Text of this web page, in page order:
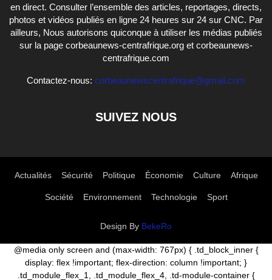
en direct. Consulter l’ensemble des articles, reportages, directs,
photos et vidéos publiés en ligne 24 heures sur 24 sur CNC. Par
ailleurs, Nous autorisons quiconque à utiliser les médias publiés
sur la page corbeaunews-centrafrique.org et corbeaunews-
centrafrique.com
Contactez-nous: corbeaunewscentrafrique@gmail.com
SUIVEZ NOUS
Actualités Sécurité Politique Économie Culture Afrique
Société Environnement Technologie Sport
Design By BekeRo
@media only screen and (max-width: 767px) { .td_block_inner {
display: flex !important; flex-direction: column !important; }
.td_module_flex_1, .td_module_flex_4, .td-module-container {